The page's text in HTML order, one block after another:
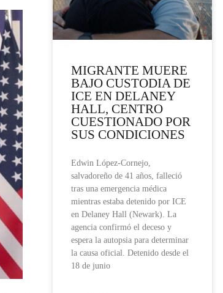
MIGRANTE MUERE
BAJO CUSTODIA DE
ICE EN DELANEY
HALL, CENTRO
CUESTIONADO POR
SUS CONDICIONES
Edwin López-Cornejo,
salvadoreño de 41 años, falleció
tras una emergencia médica
mientras estaba detenido por ICE
en Delaney Hall (Newark). La
agencia confirmó el deceso y
espera la autopsia para determinar
la causa oficial. Detenido desde el
18 de junio